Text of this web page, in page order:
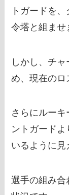
トガードを
令塔と組ませ
しかし、チ
め、現在のロ
さらにルー
ントガード
いるように見
選手の組み合